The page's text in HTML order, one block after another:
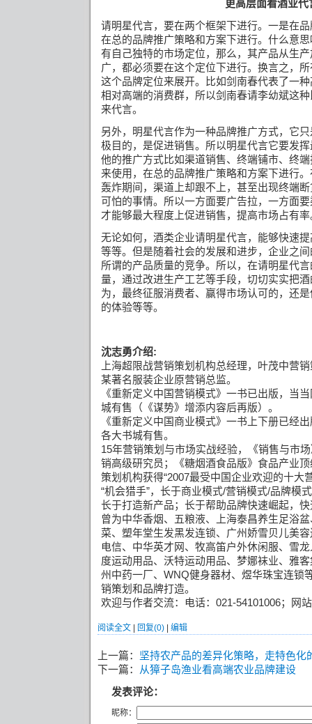
更高层面看酒业代
请明星代言，要在两个框架下进行。一是在
在总的品牌推广策略和方案下进行。什么意
有自己独特的市场定位，那么，其产品从生
广，都必须要在这个定位下进行。换言之，
这个品牌定位来展开。比如剑南春代表了一
相对高端的消费群，所以剑南春请李幼斌这
来代言。
另外，明星代言作为一种品牌推广方式，它
极目的，是促进销售。所以明星代言它要发
他的推广方式比如渠道销售、终端铺市、 终
来使用，在总的品牌推广策略和方案下进行
轰炸期间，渠道上却跟不上，甚至出现终端
可怕的事情。所以一方面要广告拉，一方面
才能够最大程度上促进销售，提高市场占有率
无论如何，酒类企业请明星代言，能够快速
等等。但是随着社会的发展和进步，企业之
所谓的产品质量的竞争。所以，在请明星代
量，通过改进生产工艺等手段，切切实实把
为，最终征服消费者、赢得市场认可的，还
的体验等等。
沈志勇介绍:
上海超限战营销策划机构总经理，叶茂中营
某著名服装企业原营销总监。
《重新定义中国营销模式》一书已出版，当
城有售（《谋势》增添内容后再版）。
《重新定义中国商业模式》一书上下册已经
各大书城有售。
15年营销策划与市场实战经验，《销售与市
销高级研究员；《糖烟酒食品版》食品产业
策划机构获得“2007最受中国企业欢迎的十大
“机会猎手”，长于商业模式/营销模式/品牌模
长于打造新产品；长于帮助品牌快速崛起，
曾为中华香烟、五粮液、上海泰昌养生足浴
菜、塑年堂生发黑发连锁、广州娇雪贝儿美
电信、中华英才网、牧高笛户外休闲服、雪
度运动用品、沃特运动用品、梦娜袜业、雅
州中药一厂、 WNQ健身器材、煜华珠宝连锁
销策划和品牌打造。
欢迎与作者交流：电话： 021-54101006；网
阅读全文 回复(0) 编辑
上一篇： 坚持农产品的差异化策略，走特色化
下一篇：
从獐子岛渔业看高端农业品牌建设
发表评论：
昵称：